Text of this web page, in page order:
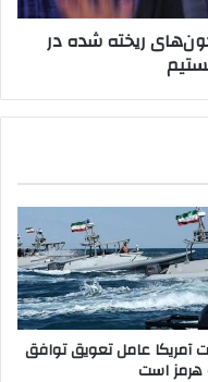
خون‌های ریخته شده در
آمریکا عامل تعویق توافق
هرمز است